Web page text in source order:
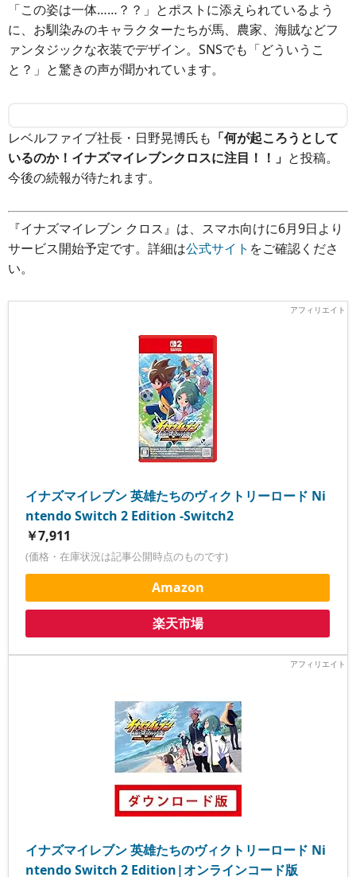
「この姿は一体……？？」とポストに添えられているよう
に、お馴染みのキャラクターたちが馬、農家、海賊などフ
ァンタジックな衣装でデザイン。SNSでも「どういうこ
と？」と驚きの声が聞かれています。
レベルファイブ社長・日野晃博氏も 「何が起ころうとして
いるのか！イナズマイレブンクロスに注目！！」 と投稿。
今後の続報が待たれます。
『イナズマイレブン クロス』は、スマホ向けに6月9日より
サービス開始予定です。詳細は公式サイト をご確認くださ
い。
イナズマイレブン 英雄たちのヴィクトリーロード Ni
ntendo Switch 2 Edition -Switch2
￥7,911
(価格・在庫状況は記事公開時点のものです)
Amazon
楽天市場
イナズマイレブン 英雄たちのヴィクトリーロード Ni
ntendo Switch 2 Edition|オンラインコード版